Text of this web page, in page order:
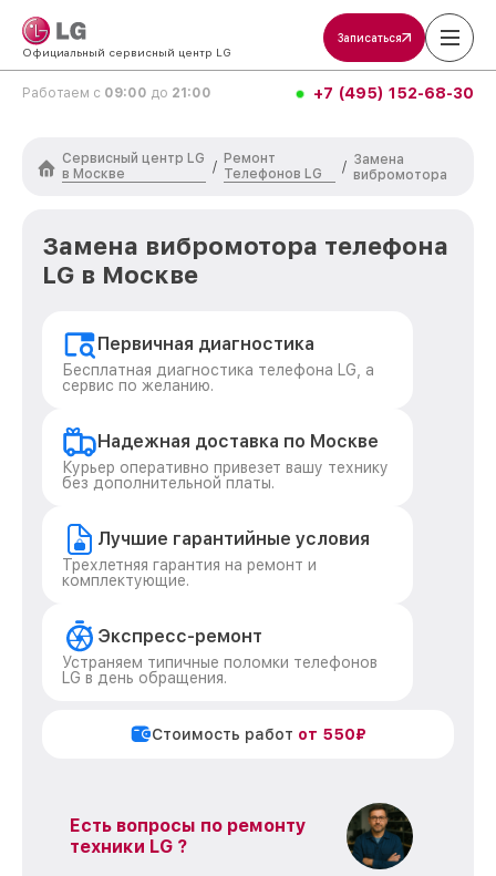
Официальный сервисный центр LG
Записаться
Работаем с 09:00 до 21:00 +7 (495) 152-68-30
Сервисный центр LG
в Москве
/
Ремонт
Телефонов LG
/ Замена
вибромотора
Замена вибромотора телефона
LG в Москве
Первичная диагностика
Бесплатная диагностика телефона LG, а
сервис по желанию.
Надежная доставка по Москве
Курьер оперативно привезет вашу технику
без дополнительной платы.
Лучшие гарантийные условия
Трехлетняя гарантия на ремонт и
комплектующие.
Экспресс-ремонт
Устраняем типичные поломки телефонов
LG в день обращения.
Стоимость работ от 550₽
Есть вопросы по ремонту
техники LG ?